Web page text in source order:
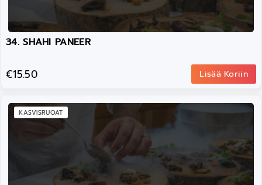
34. SHAHI PANEER
€15.50 Lisää Koriin
KASVISRUOAT